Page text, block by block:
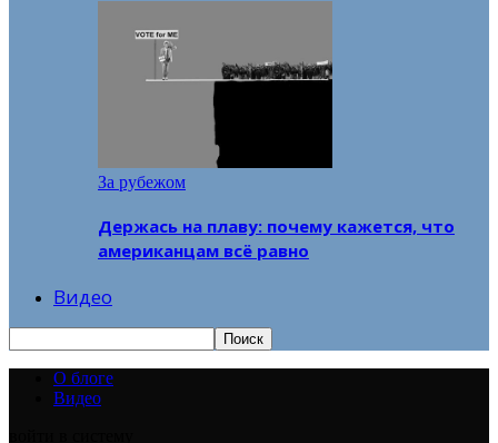
За рубежом
Держась на плаву: почему кажется, что
американцам всё равно
Видео
О блоге
Видео